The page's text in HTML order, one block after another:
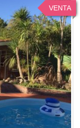
VENTA